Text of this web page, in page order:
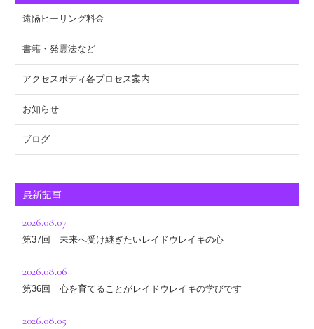
遠隔ヒーリング料金
書籍・発霊法など
アクセスボディ各プロセス案内
お知らせ
ブログ
最新記事
2026.08.07
第37回 未来へ受け継ぎたいレイドウレイキの心
2026.08.06
第36回 心を育てることがレイドウレイキの学びです
2026.08.05